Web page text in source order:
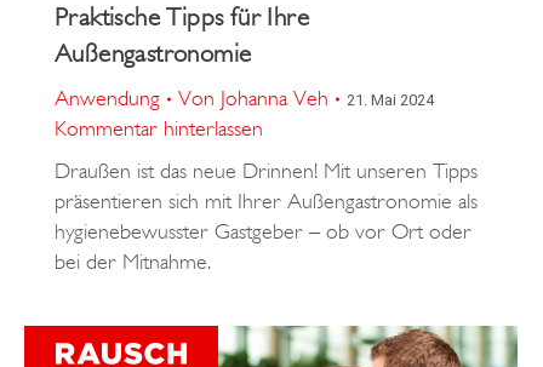
Praktische Tipps für Ihre
Außengastronomie
Anwendung Von Johanna Veh 21. Mai 2024
Kommentar hinterlassen
Draußen ist das neue Drinnen! Mit unseren Tipps
präsentieren sich mit Ihrer Außengastronomie als
hygienebewusster Gastgeber – ob vor Ort oder
bei der Mitnahme.